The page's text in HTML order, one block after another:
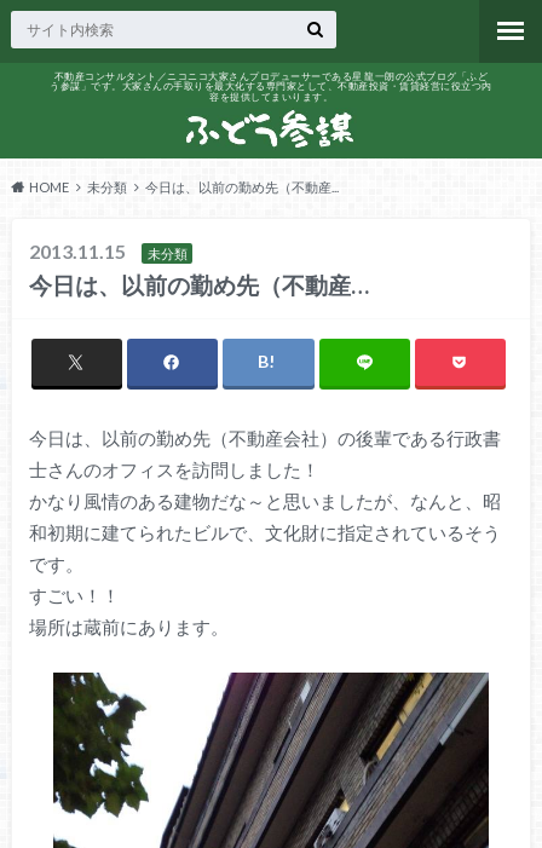
不動産コンサルタント／ニコニコ大家さんプロデューサーである星 龍一朗の公式ブログ「ふど
う参謀」です。大家さんの手取りを最大化する専門家として、不動産投資・賃貸経営に役立つ内
容を提供してまいります。
HOME 未分類 今日は、以前の勤め先（不動産...
2013.11.15 未分類
今日は、以前の勤め先（不動産…
今日は、以前の勤め先（不動産会社）の後輩である行政書
士さんのオフィスを訪問しました！
かなり風情のある建物だな～と思いましたが、なんと、昭
和初期に建てられたビルで、文化財に指定されているそう
です。
すごい！！
場所は蔵前にあります。